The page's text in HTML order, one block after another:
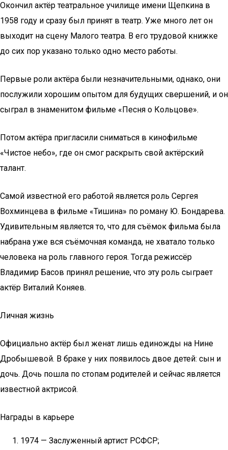
Окончил актёр театральное училище имени Щепкина в
1958 году и сразу был принят в театр. Уже много лет он
выходит на сцену Малого театра. В его трудовой книжке
до сих пор указано только одно место работы.
Первые роли актёра были незначительными, однако, они
послужили хорошим опытом для будущих свершений, и он
сыграл в знаменитом фильме «Песня о Кольцове».
Потом актёра пригласили сниматься в кинофильме
«Чистое небо», где он смог раскрыть свой актёрский
талант.
Самой известной его работой является роль Сергея
Вохминцева в фильме «Тишина» по роману Ю. Бондарева.
Удивительным является то, что для съёмок фильма была
набрана уже вся съёмочная команда, не хватало только
человека на роль главного героя. Тогда режиссёр
Владимир Басов принял решение, что эту роль сыграет
актёр Виталий Коняев.
Личная жизнь
Официально актёр был женат лишь единожды на Нине
Дробышевой. В браке у них появилось двое детей: сын и
дочь. Дочь пошла по стопам родителей и сейчас является
известной актрисой.
Награды в карьере
1974 — Заслуженный артист РСФСР;